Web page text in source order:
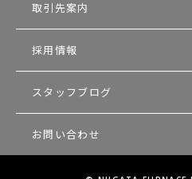
取引先案内
採用情報
スタッフブログ
お問い合わせ